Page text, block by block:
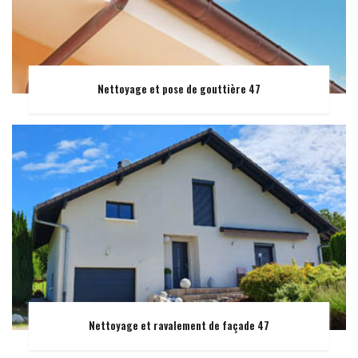
Nettoyage et pose de gouttière 47
Nettoyage et ravalement de façade 47